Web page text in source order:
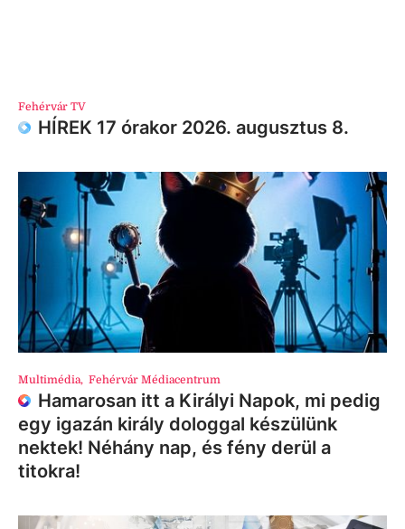
Fehérvár TV
HÍREK 17 órakor 2026. augusztus 8.
Multimédia, Fehérvár Médiacentrum
Hamarosan itt a Királyi Napok, mi pedig
egy igazán király dologgal készülünk
nektek! Néhány nap, és fény derül a
titokra!